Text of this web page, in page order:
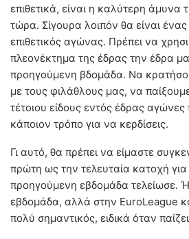
επιθετικά, είναι η καλύτερη άμυνα
τώρα. Σίγουρα λοιπόν θα είναι
επιθετικός αγώνας. Πρέπει να
πλεονέκτημα της έδρας την έδρα
προηγούμενη βδομάδα. Να
με τους φιλάθλους μας, να
τέτοιου είδους εντός έδρας αγώνες
κάποιον τρόπο για να κερδίσεις.
Γι αυτό, θα πρέπει να είμαστε
πρώτη ως την τελευταία κατοχή
προηγούμενη εβδομάδα τελείωσε.
εβδομάδα, αλλά στην EuroLeague
πολύ σημαντικός, ειδικά όταν